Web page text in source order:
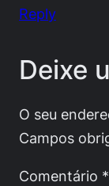
Reply
Deixe
O seu
Campos
Comentário *